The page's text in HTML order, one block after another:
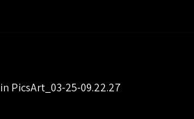
in PicsArt_03-25-09.22.27